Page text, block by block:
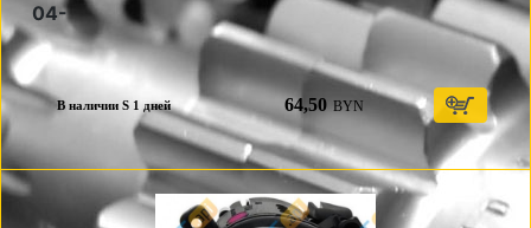
04-
В наличии S 1 дней 64,50 BYN